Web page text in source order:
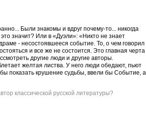
Были знакомы и вдруг почему-то... никогда
значит? Или в «Дуэли»: «Никто не знает
- несостоявшееся событие. То, о чем говорил
и все же не состоится. Это главная черта
другие люди и другие авторы.
желтая листва. У него люди обедают, пьют
показать крушение судьбы, ввели бы Событие, а
классической русской литературы?